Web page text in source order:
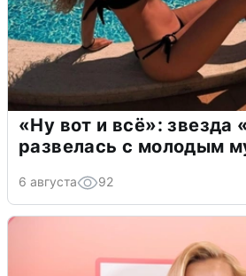
«Ну вот и всё»: звезда
развелась с молодым
6 августа 92